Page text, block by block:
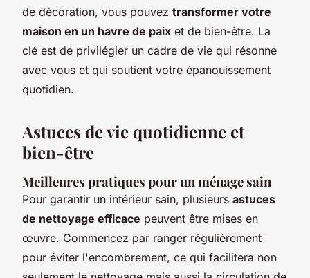
de décoration, vous pouvez transformer votre
maison en un havre de paix et de bien-être. La
clé est de privilégier un cadre de vie qui résonne
avec vous et qui soutient votre épanouissement
quotidien.
Astuces de vie quotidienne et
bien-être
Meilleures pratiques pour un ménage sain
Pour garantir un intérieur sain, plusieurs astuces
de nettoyage efficace peuvent être mises en
œuvre. Commencez par ranger régulièrement
pour éviter l'encombrement, ce qui facilitera non